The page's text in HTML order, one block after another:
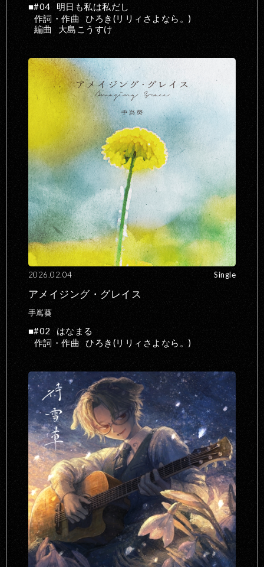
#04
明日も私は私だし
作詞・作曲
ひろき(リリィさよなら。)
編曲
大島こうすけ
2026.02.04 Single
アメイジング・グレイス
手嶌葵
#02
はなまる
作詞・作曲
ひろき(リリィさよなら。)